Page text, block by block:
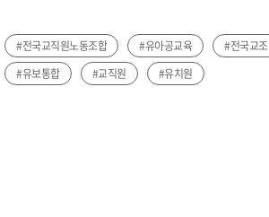
#전국교직원노동조합 #유아공교육 #전국교조
#유보통합
#교직원 #유치원